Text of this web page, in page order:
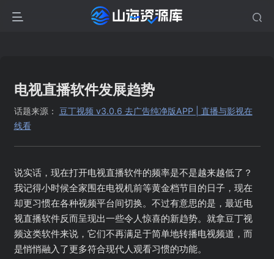
电视直播软件发展趋势
话题来源： 豆丁视频 v3.0.6 去广告纯净版APP | 直播与影视在
线看
说实话，现在打开电视直播软件的频率是不是越来越低了？
我记得小时候全家围在电视机前等黄金档节目的日子，现在
却更习惯在各种视频平台间切换。不过有意思的是，最近电
视直播软件反而呈现出一些令人惊喜的新趋势。就拿豆丁视
频这类软件来说，它们不再满足于简单地转播电视频道，而
是悄悄融入了更多符合现代人观看习惯的功能。